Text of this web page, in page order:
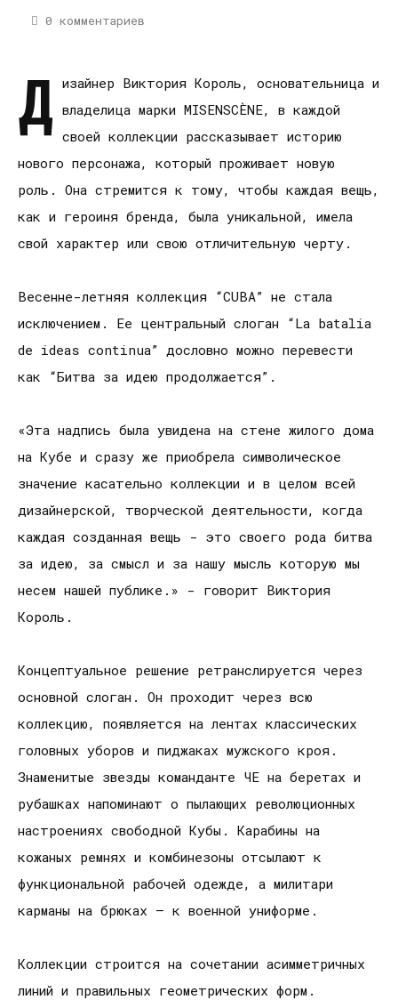
0 комментариев
Д изайнер Виктория Король, основательница и
владелица марки MISENSCÈNE, в каждой
своей коллекции рассказывает историю
нового персонажа, который проживает новую
роль. Она стремится к тому, чтобы каждая вещь,
как и героиня бренда, была уникальной, имела
свой характер или свою отличительную черту.
Весенне-летняя коллекция “CUBA” не стала
исключением. Ее центральный слоган “La batalia
de ideas continua” дословно можно перевести
как “Битва за идею продолжается”.
«Эта надпись была увидена на стене жилого дома
на Кубе и сразу же приобрела символическое
значение касательно коллекции и в целом всей
дизайнерской, творческой деятельности, когда
каждая созданная вещь - это своего рода битва
за идею, за смысл и за нашу мысль которую мы
несем нашей публике.» - говорит Виктория
Король.
Концептуальное решение ретранслируется через
основной слоган. Он проходит через всю
коллекцию, появляется на лентах классических
головных уборов и пиджаках мужского кроя.
Знаменитые звезды команданте ЧЕ на беретах и
рубашках напоминают о пылающих революционных
настроениях свободной Кубы. Карабины на
кожаных ремнях и комбинезоны отсылают к
функциональной рабочей одежде, а милитари
карманы на брюках – к военной униформе.
Коллекции строится на сочетании асимметричных
линий и правильных геометрических форм.